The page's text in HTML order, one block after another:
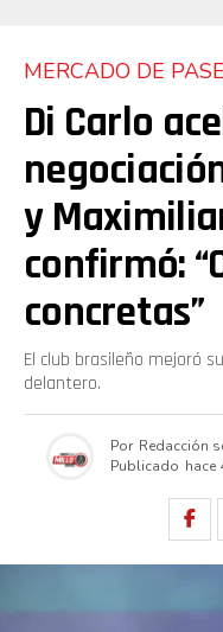
MERCADO DE
Di Carlo
y
confirmó:
concretas”
El club brasileño mejoró
delantero.
Por Redacción
Publicado hace